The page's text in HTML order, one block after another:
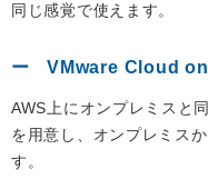
同じ感覚で使えます。
VMware Cloud
AWS上にオンプレミスと
を用意し、オンプレミス
す。